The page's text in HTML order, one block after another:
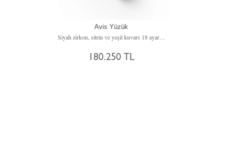
Avis Yüzük
Siyah zirkon, sitrin ve yeşil kuvars 18 ayar altın yüzük
180.250 TL